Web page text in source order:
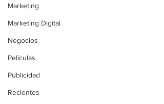
Marketing
Marketing Digital
Negocios
Películas
Publicidad
Recientes